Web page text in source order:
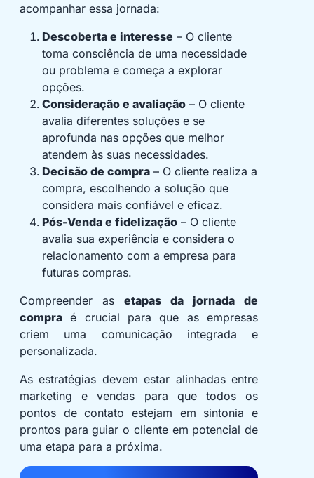
acompanhar essa jornada:
Descoberta e interesse – O cliente
toma consciência de uma necessidade
ou problema e começa a explorar
opções.
Consideração e avaliação – O cliente
avalia diferentes soluções e se
aprofunda nas opções que melhor
atendem às suas necessidades.
Decisão de compra – O cliente realiza a
compra, escolhendo a solução que
considera mais confiável e eficaz.
Pós-Venda e fidelização – O cliente
avalia sua experiência e considera o
relacionamento com a empresa para
futuras compras.
Compreender as etapas da jornada de
compra é crucial para que as empresas
criem uma comunicação integrada e
personalizada.
As estratégias devem estar alinhadas entre
marketing e vendas para que todos os
pontos de contato estejam em sintonia e
prontos para guiar o cliente em potencial de
uma etapa para a próxima.